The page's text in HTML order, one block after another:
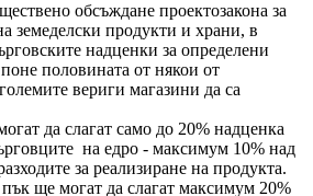
обсъждане проектозакона за
земеделски продукти и храни, в
надценки за определени
половината от някои от
вериги магазини да са
да слагат само до 20% надценка
на едро - максимум 10% над
за реализиране на продукта.
ще могат да слагат максимум 20%